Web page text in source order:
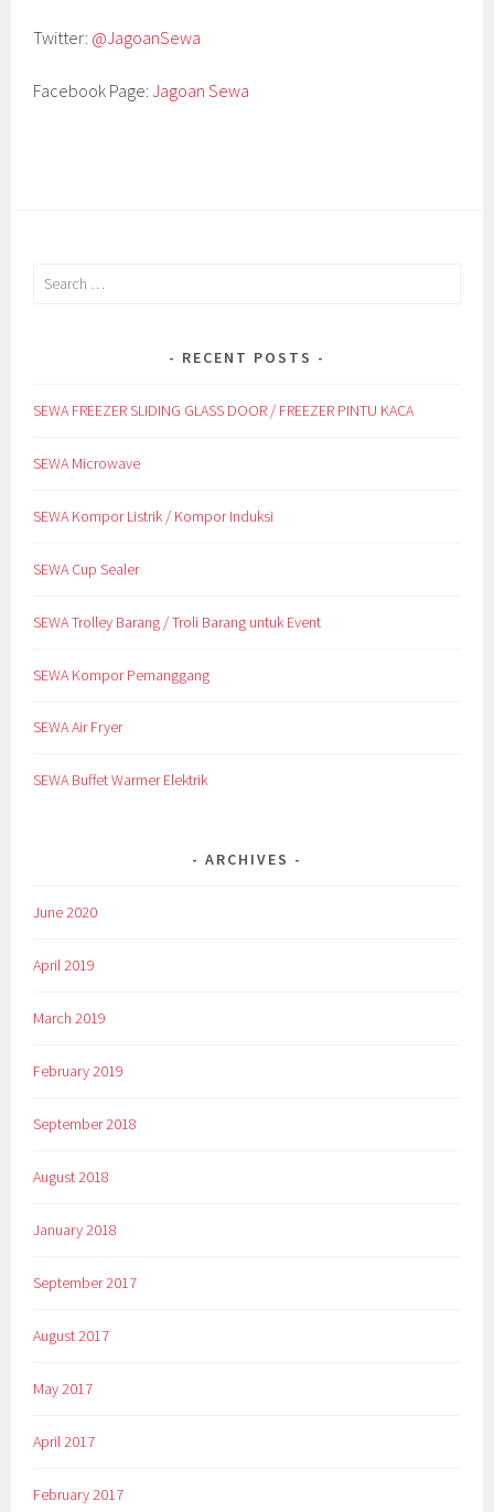
Twitter: @JagoanSewa
Facebook Page:Jagoan Sewa
Search
RECENT POSTS
SEWA FREEZER SLIDING GLASS DOOR / FREEZER PINTU KACA
SEWA Microwave
SEWA Kompor Listrik / Kompor Induksi
SEWA Cup Sealer
SEWA Trolley Barang / Troli Barang untuk Event
SEWA Kompor Pemanggang
SEWA Air Fryer
SEWA Buffet Warmer Elektrik
ARCHIVES
June 2020
April 2019
March 2019
February 2019
September 2018
August 2018
January 2018
September 2017
August 2017
May 2017
April 2017
February 2017